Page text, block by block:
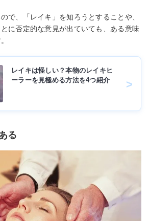
で、「レイキ」を知ろうとすることや、
に否定的な意見が出ていても、ある意味
レイキは怪しい？本物のレイキヒ
ーラーを見極める方法を4つ紹介
る